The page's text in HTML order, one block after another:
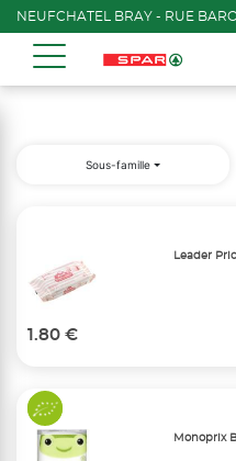
NEUFCHATEL BRAY - RUE
Sous-famille
Leader
1.80 €
Monoprix